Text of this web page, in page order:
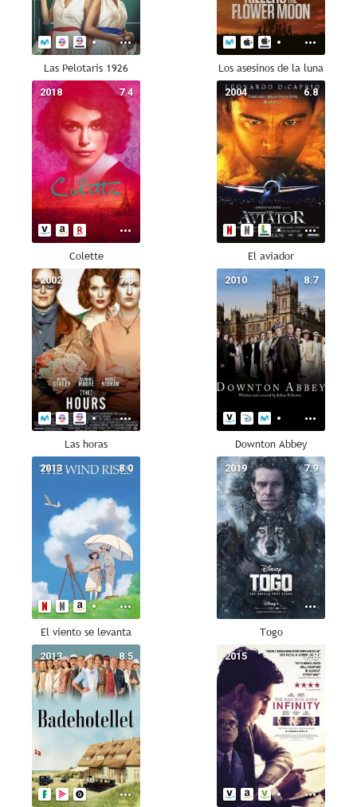
Las Pelotaris 1926 Los asesinos de la luna
7.4
2018
Colette
6.8
2004
El aviador
7.8
2002
Las horas
8.7
2010
Downton Abbey
8.0
2013
El viento se levanta
7.9
2019
Togo
8.5
2013 7.8
2015